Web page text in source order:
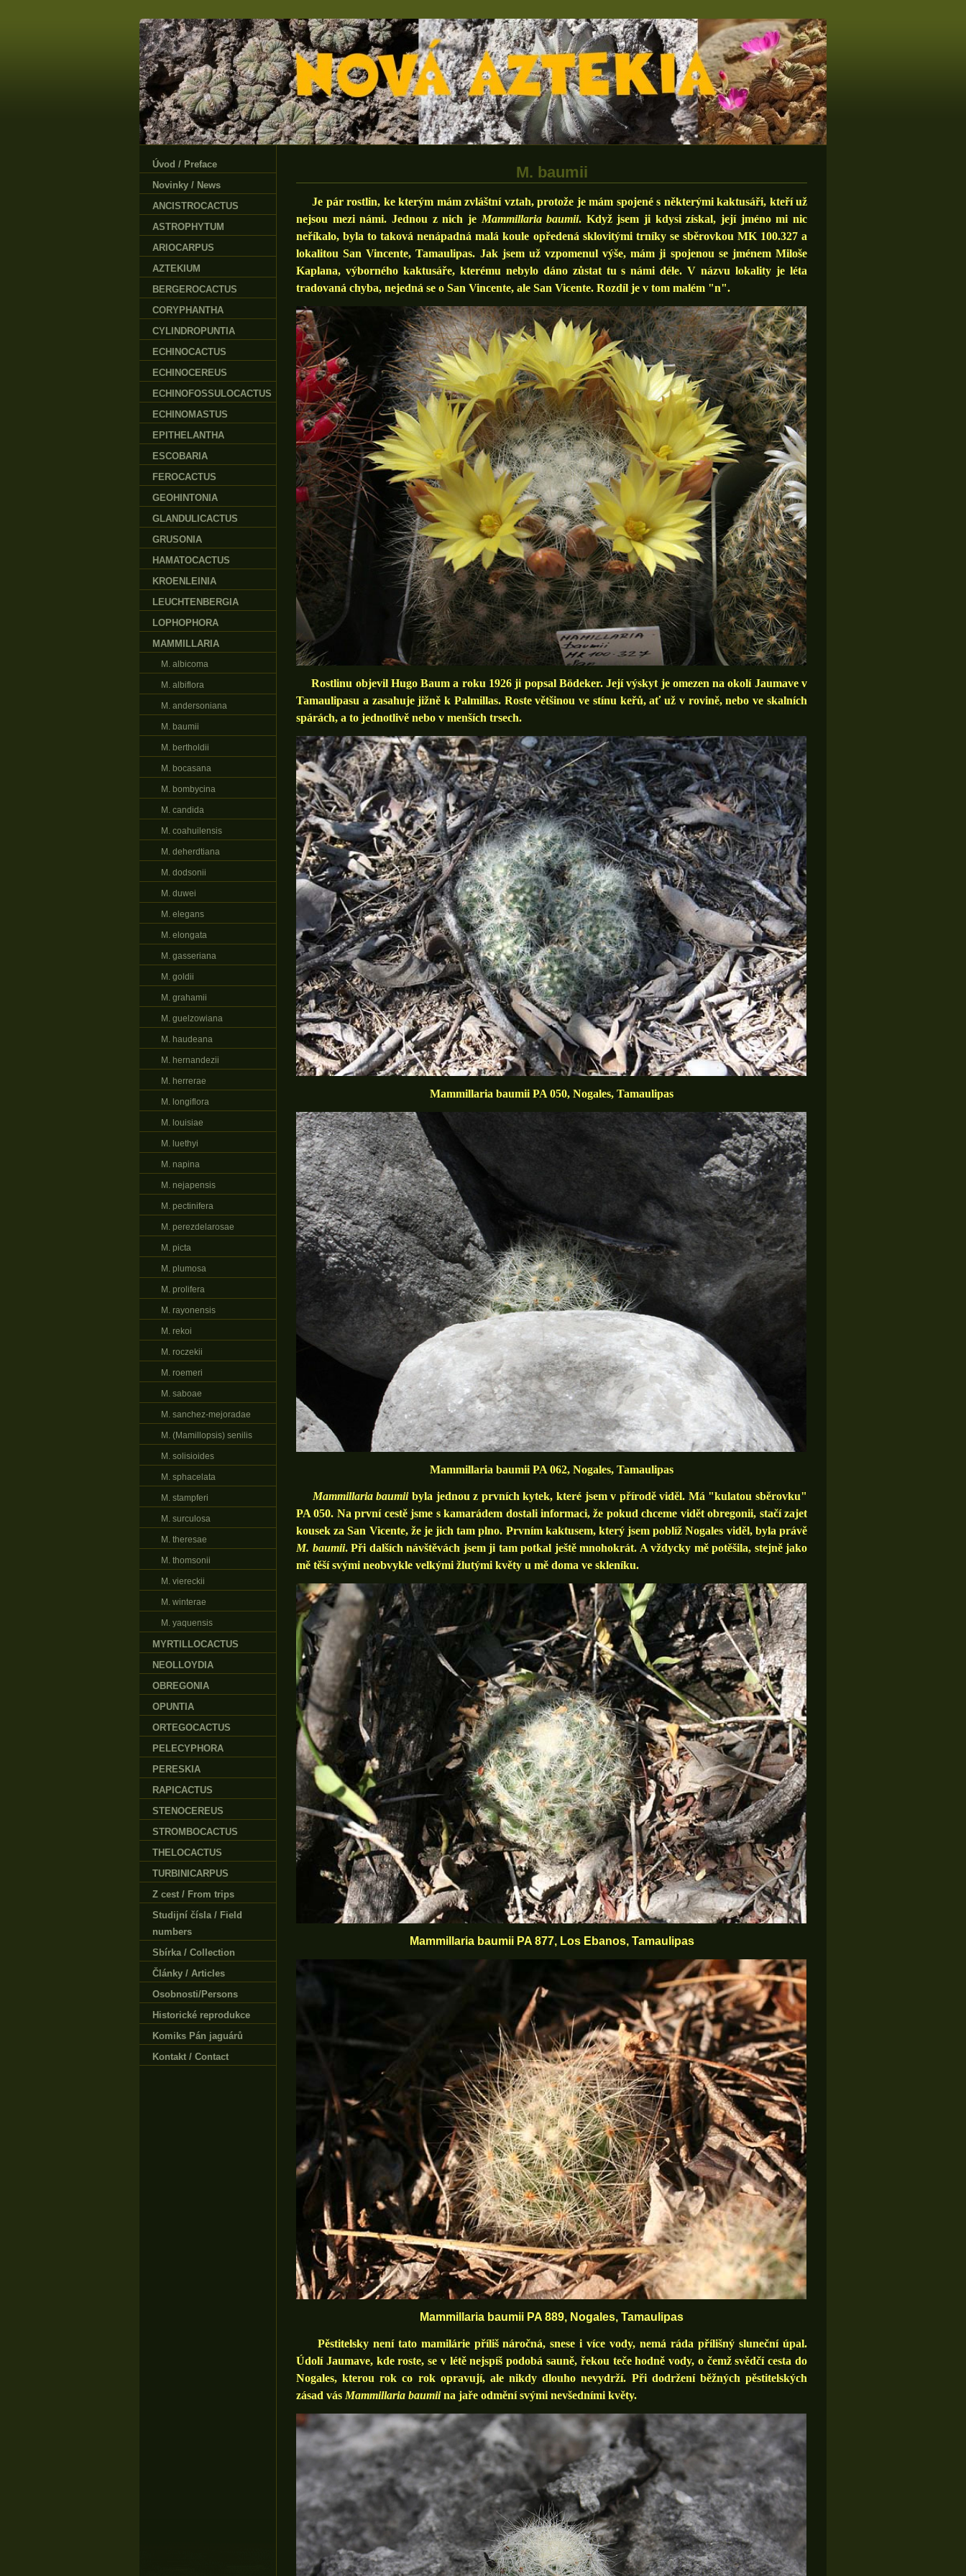
M. baumii
Je pár rostlin, ke kterým mám zvláštní vztah, protože je mám spojené s některými kaktusáři, kteří už
nejsou mezi námi. Jednou z nich je Mammillaria baumii. Když jsem ji kdysi získal, její jméno mi nic
neříkalo, byla to taková nenápadná malá koule opředená sklovitými trníky se sběrovkou MK 100.327 a
lokalitou San Vincente, Tamaulipas. Jak jsem už vzpomenul výše, mám ji spojenou se jménem Miloše
Kaplana, výborného kaktusáře, kterému nebylo dáno zůstat tu s námi déle. V názvu lokality je léta
tradovaná chyba, nejedná se o San Vincente, ale San Vicente. Rozdíl je v tom malém "n".
Rostlinu objevil Hugo Baum a roku 1926 ji popsal Bödeker. Její výskyt je omezen na okolí Jaumave v
Tamaulipasu a zasahuje jižně k Palmillas. Roste většinou ve stínu keřů, ať už v rovině, nebo ve skalních
spárách, a to jednotlivě nebo v menších trsech.
Mammillaria baumii PA 050, Nogales, Tamaulipas
Mammillaria baumii PA 062, Nogales, Tamaulipas
Mammillaria baumiibyla jednou z prvních kytek, které jsem v přírodě viděl. Má "kulatou sběrovku"
PA 050. Na první cestě jsme s kamarádem dostali informaci, že pokud chceme vidět obregonii, stačí zajet
kousek za San Vicente, že je jich tam plno. Prvním kaktusem, který jsem poblíž Nogales viděl, byla právě
M. baumii. Při dalších návštěvách jsem ji tam potkal ještě mnohokrát. A vždycky mě potěšila, stejně jako
mě těší svými neobvykle velkými žlutými květy u mě doma ve skleníku.
Mammillaria baumii PA 877, Los Ebanos, Tamaulipas
Mammillaria baumii PA 889, Nogales, Tamaulipas
Pěstitelsky není tato mamilárie příliš náročná, snese i více vody, nemá ráda přílišný sluneční úpal.
Údolí Jaumave, kde roste, se v létě nejspíš podobá sauně, řekou teče hodně vody, o čemž svědčí cesta do
Nogales, kterou rok co rok opravují, ale nikdy dlouho nevydrží. Při dodržení běžných pěstitelských
zásad vás Mammillaria baumiina jaře odmění svými nevšedními květy.
Úvod / Preface
Novinky / News
ANCISTROCACTUS
ASTROPHYTUM
ARIOCARPUS
AZTEKIUM
BERGEROCACTUS
CORYPHANTHA
CYLINDROPUNTIA
ECHINOCACTUS
ECHINOCEREUS
ECHINOFOSSULOCACTUS
ECHINOMASTUS
EPITHELANTHA
ESCOBARIA
FEROCACTUS
GEOHINTONIA
GLANDULICACTUS
GRUSONIA
HAMATOCACTUS
KROENLEINIA
LEUCHTENBERGIA
LOPHOPHORA
MAMMILLARIA
M. albicoma
M. albiflora
M. andersoniana
M. baumii
M. bertholdii
M. bocasana
M. bombycina
M. candida
M. coahuilensis
M. deherdtiana
M. dodsonii
M. duwei
M. elegans
M. elongata
M. gasseriana
M. goldii
M. grahamii
M. guelzowiana
M. haudeana
M. hernandezii
M. herrerae
M. longiflora
M. louisiae
M. luethyi
M. napina
M. nejapensis
M. pectinifera
M. perezdelarosae
M. picta
M. plumosa
M. prolifera
M. rayonensis
M. rekoi
M. roczekii
M. roemeri
M. saboae
M. sanchez-mejoradae
M. (Mamillopsis) senilis
M. solisioides
M. sphacelata
M. stampferi
M. surculosa
M. theresae
M. thomsonii
M. viereckii
M. winterae
M. yaquensis
MYRTILLOCACTUS
NEOLLOYDIA
OBREGONIA
OPUNTIA
ORTEGOCACTUS
PELECYPHORA
PERESKIA
RAPICACTUS
STENOCEREUS
STROMBOCACTUS
THELOCACTUS
TURBINICARPUS
Z cest / From trips
Studijní čísla / Field
numbers
Sbírka / Collection
Články / Articles
Osobnosti/Persons
Historické reprodukce
Komiks Pán jaguárů
Kontakt / Contact